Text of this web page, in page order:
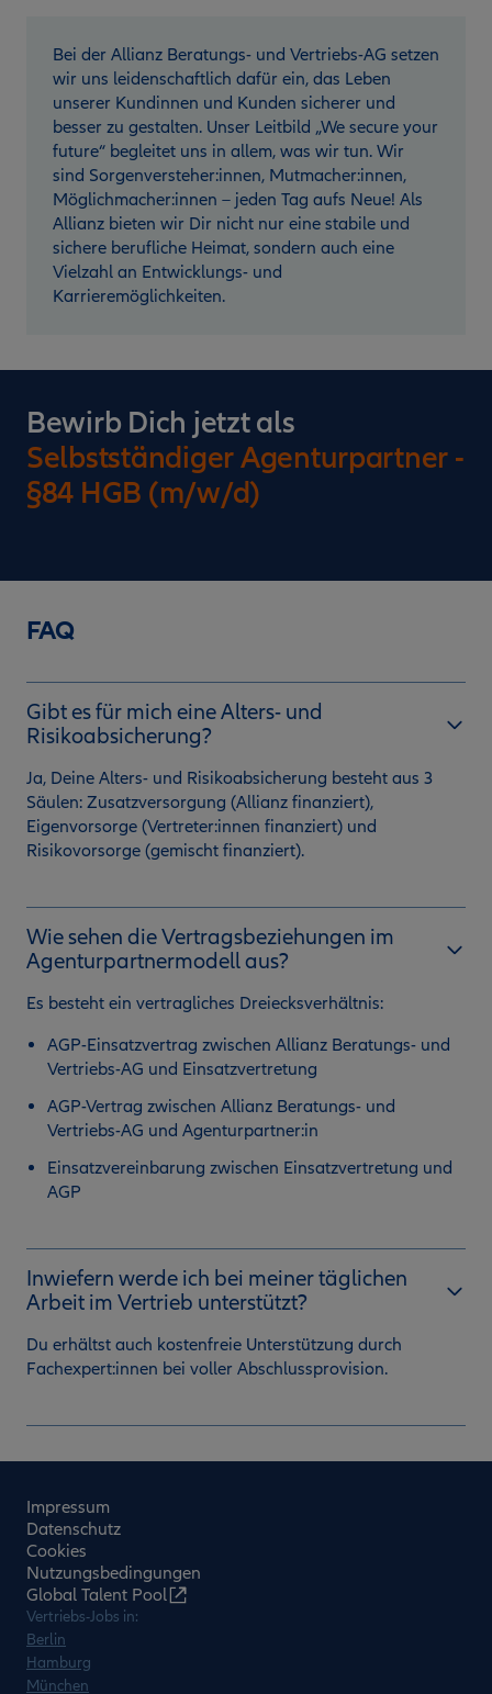
Bei der Allianz Beratungs- und Vertriebs-AG setzen
wir uns leidenschaftlich dafür ein, das Leben
unserer Kundinnen und Kunden sicherer und
besser zu gestalten. Unser Leitbild „We secure your
future“ begleitet uns in allem, was wir tun. Wir
sind Sorgenversteher:innen, Mutmacher:innen,
Möglichmacher:innen – jeden Tag aufs Neue! Als
Allianz bieten wir Dir nicht nur eine stabile und
sichere berufliche Heimat, sondern auch eine
Vielzahl an Entwicklungs- und
Karrieremöglichkeiten.
Bewirb Dich jetzt als
Selbstständiger Agenturpartner -
§84 HGB (m/w/d)
FAQ
Gibt es für mich eine Alters- und
Risikoabsicherung?
Ja, Deine Alters- und Risikoabsicherung besteht aus 3
Säulen: Zusatzversorgung (Allianz finanziert),
Eigenvorsorge (Vertreter:innen finanziert) und
Risikovorsorge (gemischt finanziert).
Wie sehen die Vertragsbeziehungen im
Agenturpartnermodell aus?
Es besteht ein vertragliches Dreiecksverhältnis:
AGP-Einsatzvertrag zwischen Allianz Beratungs- und
Vertriebs-AG und Einsatzvertretung
AGP-Vertrag zwischen Allianz Beratungs- und
Vertriebs-AG und Agenturpartner:in
Einsatzvereinbarung zwischen Einsatzvertretung und
AGP
Inwiefern werde ich bei meiner täglichen
Arbeit im Vertrieb unterstützt?
Du erhältst auch kostenfreie Unterstützung durch
Fachexpert:innen bei voller Abschlussprovision.
Impressum
Datenschutz
Cookies
Nutzungsbedingungen
Global Talent Pool
Vertriebs-Jobs in:
Berlin
Hamburg
München